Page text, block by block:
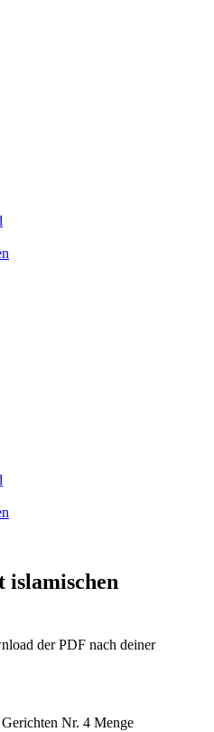
der PDF nach deiner
Nr. 4 Menge